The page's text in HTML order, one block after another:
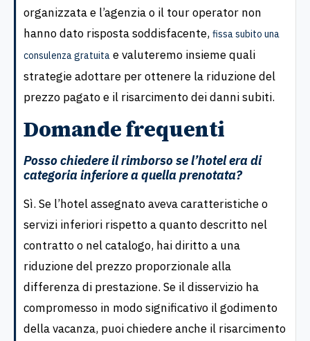
organizzata e l’agenzia o il tour operator non
hanno dato risposta soddisfacente, fissa subito una
consulenza gratuita e valuteremo insieme quali
strategie adottare per ottenere la riduzione del
prezzo pagato e il risarcimento dei danni subiti.
Domande frequenti
Posso chiedere il rimborso se l’hotel era di
categoria inferiore a quella prenotata?
Sì. Se l’hotel assegnato aveva caratteristiche o
servizi inferiori rispetto a quanto descritto nel
contratto o nel catalogo, hai diritto a una
riduzione del prezzo proporzionale alla
differenza di prestazione. Se il disservizio ha
compromesso in modo significativo il godimento
della vacanza, puoi chiedere anche il risarcimento